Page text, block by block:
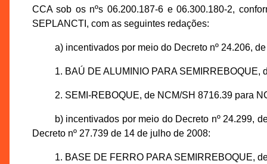
CCA sob os nºs 06.200.187-6 e 06.300.180-2,
SEPLANCTI, com as seguintes redações:
a) incentivados por meio do Decreto nº 24.206,
1. BAÚ DE ALUMINIO PARA
2. SEMI-REBOQUE, de NCM/SH 8716.39 para
b) incentivados por meio do Decreto nº 24.299,
Decreto nº 27.739 de 14 de julho de 2008:
1. BASE DE FERRO PARA SEMIRREBOQUE,